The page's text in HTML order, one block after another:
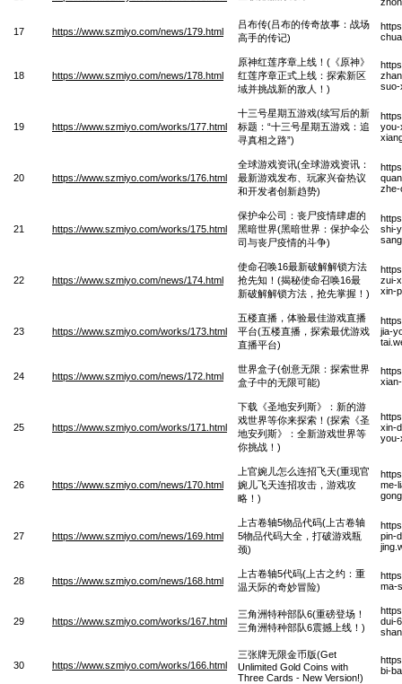
17 https://www.szmiyo.com/news/179.html
吕布传(吕布的传奇故事：战场
高手的传记)
18 https://www.szmiyo.com/news/178.html
原神红莲序章上线！(《原神》
红莲序章正式上线：探索新区
域并挑战新的敌人！)
suo-
19 https://www.szmiyo.com/works/177.html
十三号星期五游戏(续写后的新
标题：“十三号星期五游戏：追
寻真相之路”)
you-
20 https://www.szmiyo.com/works/176.html
全球游戏资讯(全球游戏资讯：
最新游戏发布、玩家兴奋热议
和开发者创新趋势)
zhe-
21 https://www.szmiyo.com/works/175.html
保护伞公司：丧尸疫情肆虐的
黑暗世界(黑暗世界：保护伞公
司与丧尸疫情的斗争)
shi-
22 https://www.szmiyo.com/news/174.html
使命召唤16最新破解解锁方法
抢先知！(揭秘使命召唤16最
新破解解锁方法，抢先掌握！)
zui-
xin-
23 https://www.szmiyo.com/works/173.html
五楼直播，体验最佳游戏直播
平台(五楼直播，探索最优游戏
直播平台)
jia-
24 https://www.szmiyo.com/news/172.html
世界盒子(创意无限：探索世界
盒子中的无限可能)
25 https://www.szmiyo.com/works/171.html
下载《圣地安列斯》：新的游
戏世界等你来探索！(探索《圣
地安列斯》：全新游戏世界等
你挑战！)
xin-
you-
26 https://www.szmiyo.com/news/170.html
上官婉儿怎么连招飞天(重现官
婉儿飞天连招攻击，游戏攻
略！)
me-
27 https://www.szmiyo.com/news/169.html
上古卷轴5物品代码(上古卷轴
5物品代码大全，打破游戏瓶
颈)
pin-
28 https://www.szmiyo.com/news/168.html
上古卷轴5代码(上古之约：重
温天际的奇妙冒险)
ma-
29 https://www.szmiyo.com/works/167.html
三角洲特种部队6(重磅登场！
三角洲特种部队6震撼上线！)
dui-
30 https://www.szmiyo.com/works/166.html
三张牌无限金币版(Get
Unlimited Gold Coins with
Three Cards - New Version!)
bi-